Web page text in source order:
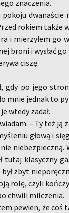
zna­cze­nia.
ro­kiem także
i mie­rzy­łem go
broni i wy­słać go
ciszę:
gdy po jego
mnie jed­nak to
wtedy zadał.
– Ty też ją
głową i
nie­bez­piecz­ną.
tutaj kla­sycz­ny
był zbyt
rolę, czyli
chwi­li mil­cze­nia.
pe­wien, że coś